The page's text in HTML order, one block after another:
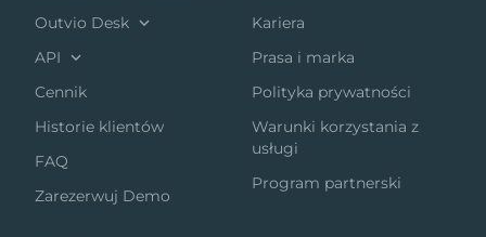
Outvio Desk
API
Cennik
Historie klientów
FAQ
Zarezerwuj Demo
Kariera
Prasa i marka
Polityka prywatności
Warunki korzystania z
usługi
Program partnerski